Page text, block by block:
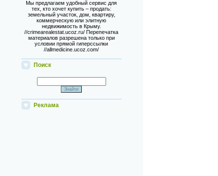
Мы предлагаем удобный сервис для
тех, кто хочет купить – продать:
земельный участок, дом, квартиру,
коммерческую или элитную
недвижимость в Крыму.
//crimearealestat.ucoz.ru/ Перепечатка
материалов разрешена только при
условии прямой гиперссылки
//allmedicine.ucoz.com/
Поиск
Реклама